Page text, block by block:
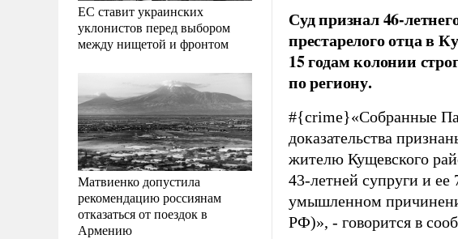
ЕС ставит украинских
уклонистов перед выбором
между нищетой и фронтом
Матвиенко допустила
рекомендацию россиянам
отказаться от поездок в
Армению
Суд признал 46-
престарелого отца в
15 годам колонии
по региону.
#{crime}«Собранные
доказательства
жителю Кущевского
43-летней супруги и
умышленном
РФ)», - говорится в